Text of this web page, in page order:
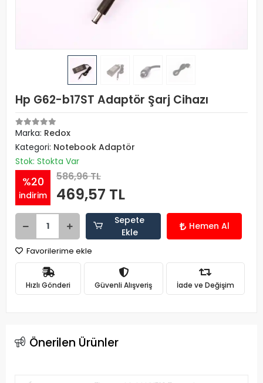
Hp G62-b17ST Adaptör Şarj Cihazı
Marka: Redox
Kategori: Notebook Adaptör
Stok: Stokta Var
%20
indirim
586,96 TL
469,57 TL
Sepete
Ekle
Hemen Al
Favorilerime ekle
Hızlı Gönderi Güvenli Alışveriş İade ve Değişim
Önerilen Ürünler